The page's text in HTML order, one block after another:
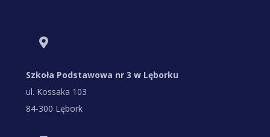
Szkoła Podstawowa nr 3 w Lęborku
ul. Kossaka 103
84-300 Lębork